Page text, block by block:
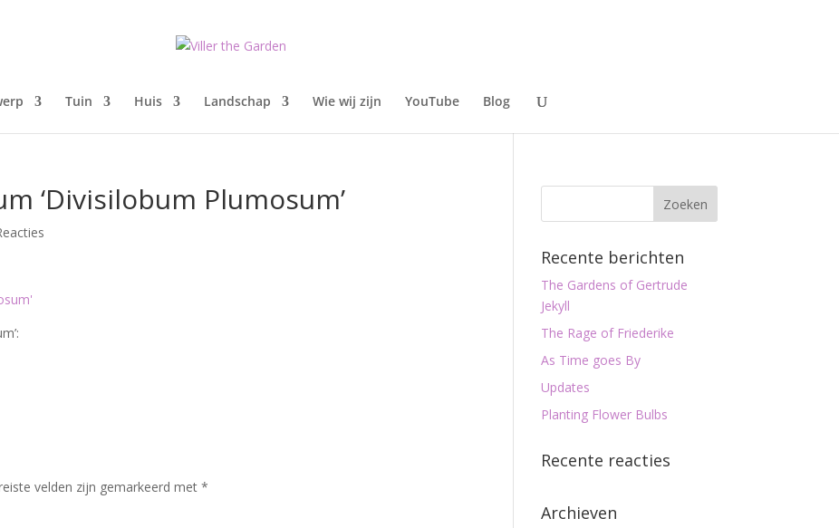
Tuin Huis Landschap Wie wij zijn YouTube Blog
‘Divisilobum Plumosum’
velden zijn gemarkeerd met*
Recente berichten
The Gardens of Gertrude
Jekyll
The Rage of Friederike
As Time goes By
Updates
Planting Flower Bulbs
Recente reacties
Archieven